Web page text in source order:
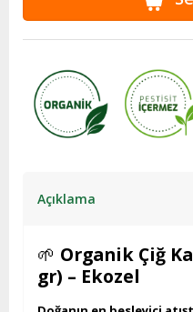
Açıklama
🌱 Organik Çiğ
gr) – Ekozel